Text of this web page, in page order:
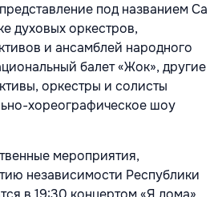
под названием Ca
духовых оркестров,
и ансамблей народного
балет «Жок», другие
оркестры и солисты
хореографическое шоу
мероприятия,
независимости Республики